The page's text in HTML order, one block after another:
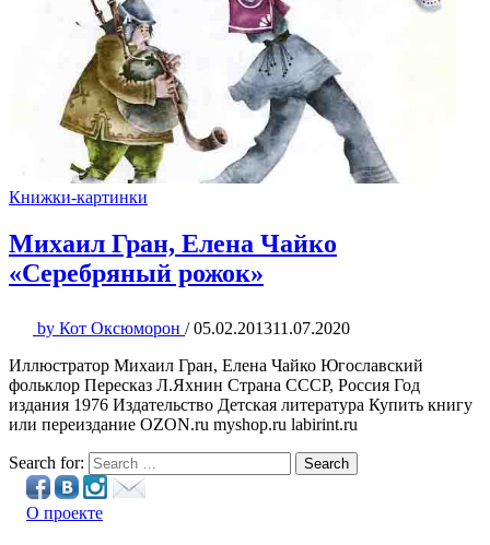
Книжки-картинки
Михаил Гран, Елена Чайко
«Серебряный рожок»
by Кот Оксюморон / 05.02.201311.07.2020
Иллюстратор Михаил Гран, Елена Чайко Югославский
фольклор Пересказ Л.Яхнин Страна СССР, Россия Год
издания 1976 Издательство Детская литература Купить книгу
или переиздание OZON.ru myshop.ru labirint.ru
Search for: Search
О проекте